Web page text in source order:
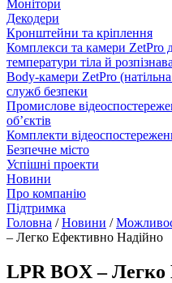
Монітори
Декодери
Кронштейни та кріплення
Комплекси та камери ZetPro
температури тіла й
Body-камери ZetPro (натільна
служб безпеки
Промислове
об’єктів
Комплекти
Безпечне місто
Успішні проекти
Новини
Про компанію
Підтримка
Головна / Новини /
– Легко Ефективно Надійно
LPR BOX –